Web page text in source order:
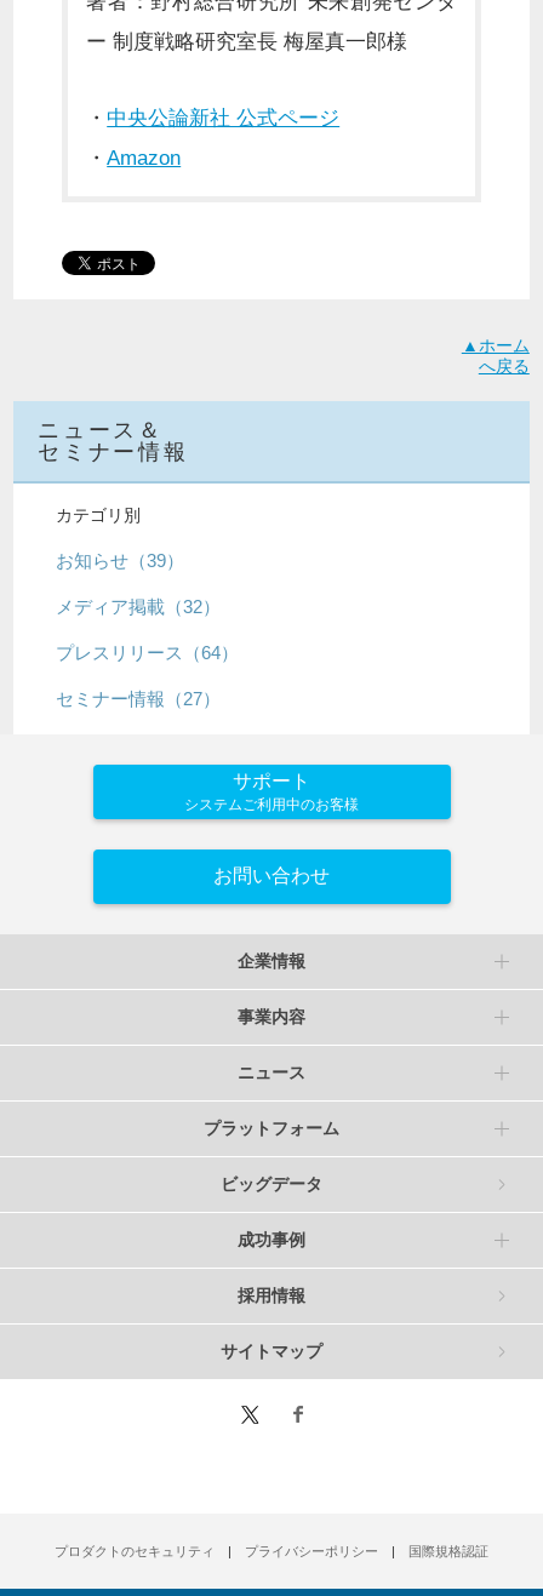
ー 制度戦略研究室長 梅屋真一郎様
・ 中央公論新社 公式ページ
・Amazon
▲ホーム
へ戻る
ニュース＆
セミナー情報
カテゴリ別
お知らせ（39）
メディア掲載（32）
プレスリリース（64）
セミナー情報（27）
サポート
システムご利用中のお客様
お問い合わせ
企業情報
事業内容
ニュース
プラットフォーム
ビッグデータ
成功事例
採用情報
サイトマップ
プロダクトのセキュリティ プライバシーポリシー 国際規格認証